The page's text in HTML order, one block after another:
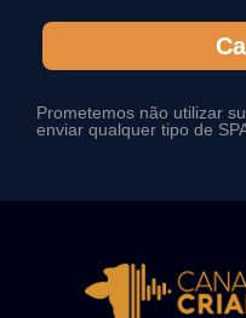
Prometemos não utilizar
enviar qualquer tipo de